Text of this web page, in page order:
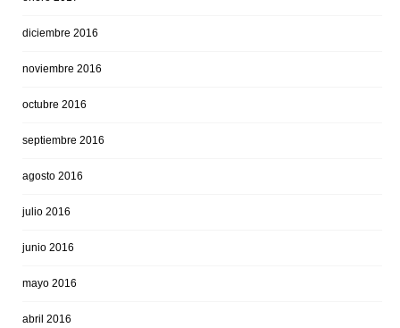
diciembre 2016
noviembre 2016
octubre 2016
septiembre 2016
agosto 2016
julio 2016
junio 2016
mayo 2016
abril 2016